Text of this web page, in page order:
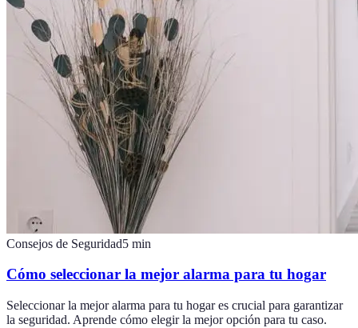
Consejos de Seguridad5 min
Cómo seleccionar la mejor alarma para tu hogar
Seleccionar la mejor alarma para tu hogar es crucial para garantizar
la seguridad. Aprende cómo elegir la mejor opción para tu caso.